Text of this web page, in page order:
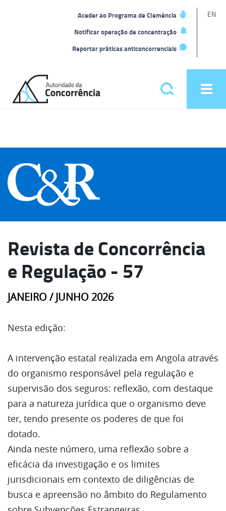
Aceder ao Programa de Clemência
Notificar operação de concentração
Reportar práticas anticoncorrenciais
EN
home
Pesquisar
Revista de Concorrência
e Regulação - 57
JANEIRO / JUNHO 2026
Nesta edição:
A intervenção estatal realizada em Angola através
do organismo responsável pela regulação e
supervisão dos seguros: reflexão, com destaque
para a natureza jurídica que o organismo deve
ter, tendo presente os poderes de que foi
dotado.
Ainda neste número, uma reflexão sobre a
eficácia da investigação e os limites
jurisdicionais em contexto de diligências de
busca e apreensão no âmbito do Regulamento